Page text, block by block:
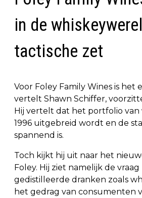
in de
tactische zet
Voor Foley Family Wines is het
vertelt Shawn Schiffer,
Hij vertelt dat het portfolio van
1996 uitgebreid wordt en de
spannend is.
Toch kijkt hij uit naar het
Foley. Hij ziet namelijk de vraag
gedistilleerde dranken zoals
het gedrag van consumenten